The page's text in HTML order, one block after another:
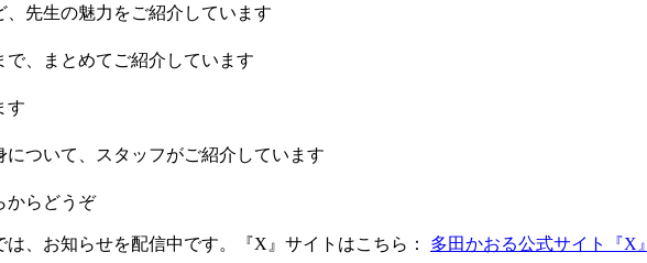
先生の魅力をご紹介しています
、まとめてご紹介しています
す
ついて、スタッフがご紹介しています
からどうぞ
、お知らせを配信中です。『X』サイトはこちら： 多田かおる公式サイト『X』